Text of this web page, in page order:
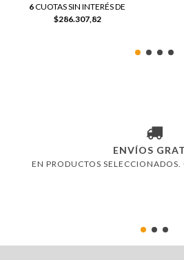
6CUOTAS SIN INTERÉS DE
$286.307,82
ENVÍOS
EN PRODUCTOS